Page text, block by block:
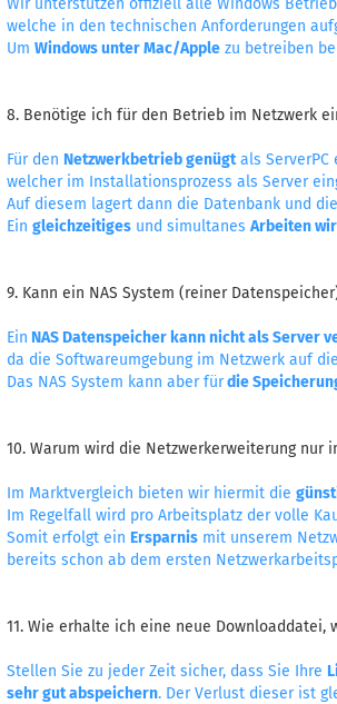
Wir unterstützen offiziell alle Windows
welche in den technischen Anforderungen
Um Windows unter Mac/Apple zu betreiben
8. Benötige ich für den Betrieb im Netzwerk
Für den Netzwerkbetrieb genügtals ServerPC
welcher im Installationsprozess als Server
Auf diesem lagert dann die Datenbank und
Ein gleichzeitiges und simultanes Arbeiten
9. Kann ein NAS System (reiner
Ein NAS Datenspeicher kann nicht als Server
da die Softwareumgebung im Netzwerk auf
Das NAS System kann aber fürdie
10. Warum wird die Netzwerkerweiterung nur
Im Marktvergleich bieten wir hiermit die
Im Regelfall wird pro Arbeitsplatz der volle
Somit erfolgt ein Ersparnis mit unserem
bereits schon ab dem ersten
11. Wie erhalte ich eine neue Downloaddatei,
Stellen Sie zu jeder Zeit sicher, dass Sie Ihre
sehr gut abspeichern. Der Verlust dieser ist